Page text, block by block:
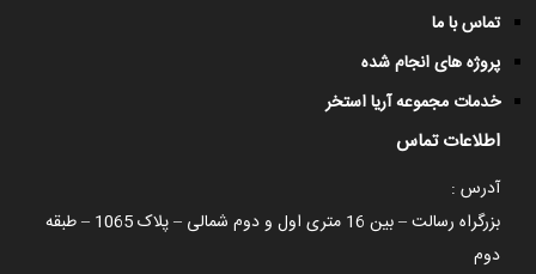
تماس با ما
پروژه های انجام شده
خدمات مجموعه آریا استخر
اطلاعات تماس
آدرس :
بزرگراه رسالت – بین 16 متری اول و دوم شمالی – پلاک 1065 – طبقه
دوم